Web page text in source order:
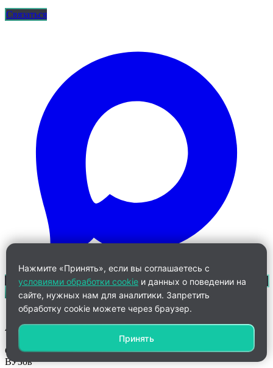
Связаться
Ангелина
Старший менеджер по работе с клиентами дистанционных
ВУЗов
Нажмите «Принять», если вы соглашаетесь с
условиями обработки cookie и данных о поведении на
сайте, нужных нам для аналитики. Запретить
обработку cookie можете через браузер.
Принять